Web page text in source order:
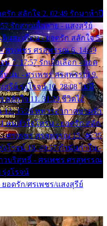
รัก สลักใจ 2. 02:49 รักมาห้าปี
รักสาวเสื้อลาย - แสงสุรีย์
ดินสะเทือน - ยอดรัก สลักใจ 5.
ศรเพชร ศรสุพรรณ 6. 14:49
7. 17:57 รักเผื่อเลือก - ยอด
หนุ่ม - ศรเพชร ศรสุพรรณ 9.
รีย์ รุ่งโรจน์ 10. 28:08 ไม่มี
สลักใจ 11. 31:29 ชีวิตไอ้
35:26 ทหารอากาศขาดรัก
คนหัวใจโทรม - ยอดรัก สลัก
- ศรเพชร ศรสุพรรณ 15. 46:35
โรจน์ 16. 49:57 กำนันกำใน -
วบริสุทธิ์ - ศรเพชร ศรสุพรรณ
รุ่งโรจน์
อดรัก/ศรเพชร/แสงสุรีย์